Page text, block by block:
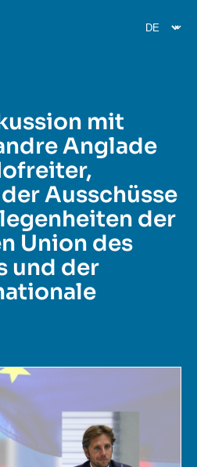
Sie uns
mit
Anglade
Ausschüsse
der
Union des
und der